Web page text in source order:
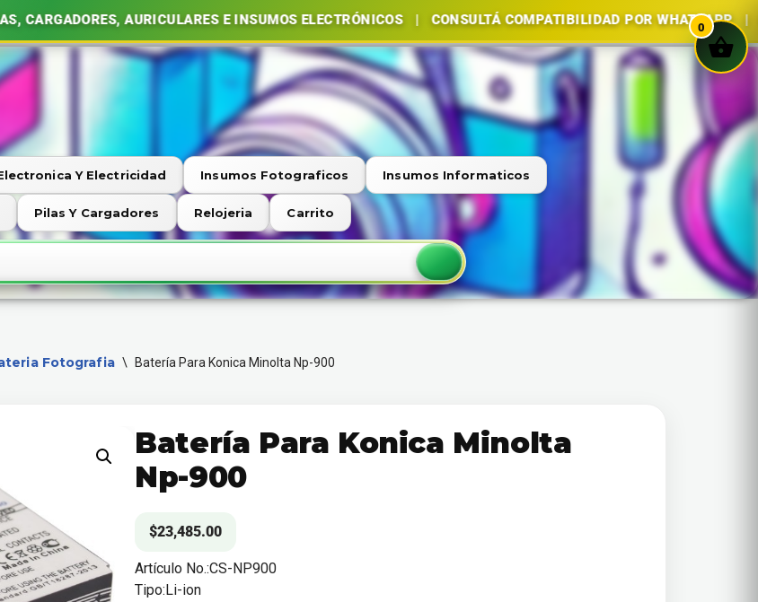
E INSUMOS ELECTRÓNICOS | CONSULTÁ COMPATIBILIDAD POR WHATSAPP | COMPRA
Y Electricidad Insumos Fotograficos Insumos Informaticos
Pilas Y Cargadores Relojeria Carrito
Fotografia \ Batería Para Konica Minolta Np-900
Batería Para Konica Minolta
Np-900
$23,485.00
Artículo No.:CS-NP900
Tipo:Li-ion
0